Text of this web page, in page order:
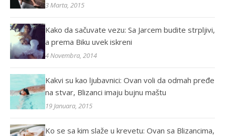
3 Marta, 2015
Kako da sačuvate vezu: Sa Jarcem budite strpljivi,
a prema Biku uvek iskreni
4 Novembra, 2014
Kakvi su kao ljubavnici: Ovan voli da odmah pređe
na stvar, Blizanci imaju bujnu maštu
19 Januara, 2015
Ko se sa kim slaže u krevetu: Ovan sa Blizancima,